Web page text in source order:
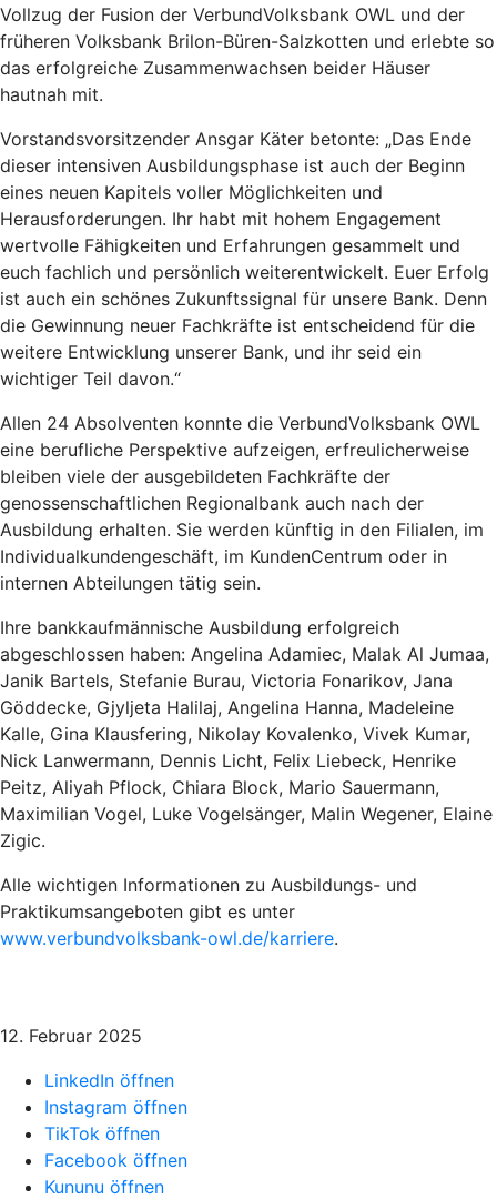
Vollzug der Fusion der VerbundVolksbank OWL und der
früheren Volksbank Brilon-Büren-Salzkotten und erlebte so
das erfolgreiche Zusammenwachsen beider Häuser
hautnah mit.
Vorstandsvorsitzender Ansgar Käter betonte: „Das Ende
dieser intensiven Ausbildungsphase ist auch der Beginn
eines neuen Kapitels voller Möglichkeiten und
Herausforderungen. Ihr habt mit hohem Engagement
wertvolle Fähigkeiten und Erfahrungen gesammelt und
euch fachlich und persönlich weiterentwickelt. Euer Erfolg
ist auch ein schönes Zukunftssignal für unsere Bank. Denn
die Gewinnung neuer Fachkräfte ist entscheidend für die
weitere Entwicklung unserer Bank, und ihr seid ein
wichtiger Teil davon.“
Allen 24 Absolventen konnte die VerbundVolksbank OWL
eine berufliche Perspektive aufzeigen, erfreulicherweise
bleiben viele der ausgebildeten Fachkräfte der
genossenschaftlichen Regionalbank auch nach der
Ausbildung erhalten. Sie werden künftig in den Filialen, im
Individualkundengeschäft, im KundenCentrum oder in
internen Abteilungen tätig sein.
Ihre bankkaufmännische Ausbildung erfolgreich
abgeschlossen haben: Angelina Adamiec, Malak Al Jumaa,
Janik Bartels, Stefanie Burau, Victoria Fonarikov, Jana
Göddecke, Gjyljeta Halilaj, Angelina Hanna, Madeleine
Kalle, Gina Klausfering, Nikolay Kovalenko, Vivek Kumar,
Nick Lanwermann, Dennis Licht, Felix Liebeck, Henrike
Peitz, Aliyah Pflock, Chiara Block, Mario Sauermann,
Maximilian Vogel, Luke Vogelsänger, Malin Wegener, Elaine
Zigic.
Alle wichtigen Informationen zu Ausbildungs- und
Praktikumsangeboten gibt es unter
www.verbundvolksbank-owl.de/karriere.
12. Februar 2025
LinkedIn öffnen
Instagram öffnen
TikTok öffnen
Facebook öffnen
Kununu öffnen